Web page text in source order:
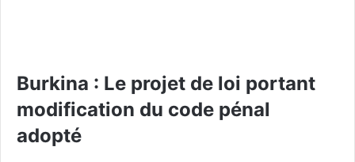
Burkina : Le projet de loi portant
modification du code pénal
adopté